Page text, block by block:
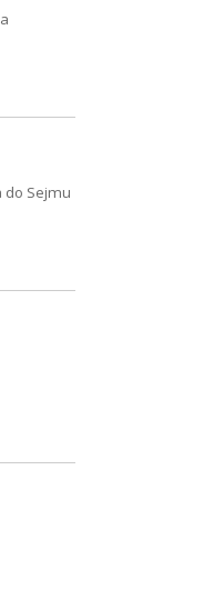
do Sejmu